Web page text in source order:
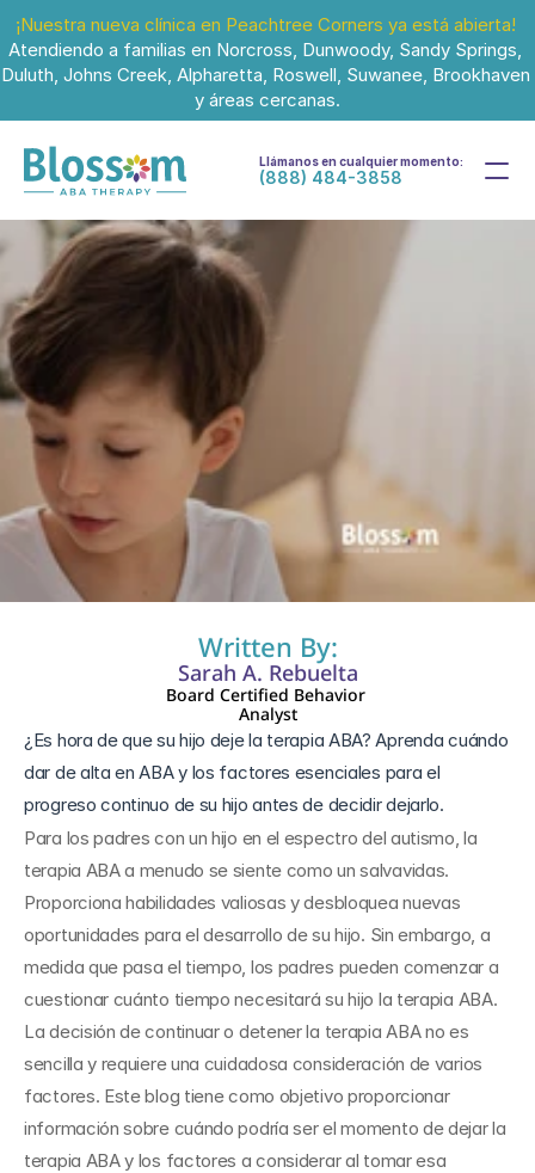
¡Nuestra nueva clínica en Peachtree Corners ya está abierta!
Atendiendo a familias en Norcross, Dunwoody, Sandy Springs,
Duluth, Johns Creek, Alpharetta, Roswell, Suwanee, Brookhaven
y áreas cercanas.
Llámanos en cualquier momento:
(888) 484-3858
26 jul 2024
Written By:
Sarah A. Rebuelta
Board Certified Behavior
Analyst
¿Es hora de que su hijo deje la terapia ABA? Aprenda cuándo
dar de alta en ABA y los factores esenciales para el
progreso continuo de su hijo antes de decidir dejarlo.
Para los padres con un hijo en el espectro del autismo, la
terapia ABA a menudo se siente como un salvavidas.
Proporciona habilidades valiosas y desbloquea nuevas
oportunidades para el desarrollo de su hijo. Sin embargo, a
medida que pasa el tiempo, los padres pueden comenzar a
cuestionar cuánto tiempo necesitará su hijo la terapia ABA.
La decisión de continuar o detener la terapia ABA no es
sencilla y requiere una cuidadosa consideración de varios
factores. Este blog tiene como objetivo proporcionar
información sobre cuándo podría ser el momento de dejar la
terapia ABA y los factores a considerar al tomar esa